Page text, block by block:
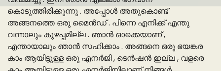
കൊടുത്തിരിക്കുന്നു . അപ്പോൾ അതുകൊണ്ട്
അങ്ങനത്തെ ഒരു മൈൻഡ് . പിന്നെ എനിക്ക് എന്തു
വന്നാലും കുഴപ്പമില്ല . ഞാൻ ഓക്കെയാണ് ,
എന്തായാലും ഞാൻ സഹിക്കാം . അങ്ങനെ ഒരു ഭയങ്കര
കാം ആയിട്ടുള്ള ഒരു എനർജി , ടെൻഷൻ ഇല്ല , വളരെ